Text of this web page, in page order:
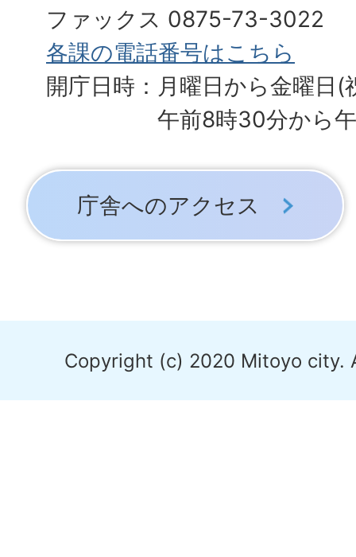
ファックス 0875-73-3022
各課の電話番号はこちら
開庁日時：月曜日から金曜日(
午前8時30分から
庁舎へのアクセス
Copyright (c) 2020 Mitoyo city.